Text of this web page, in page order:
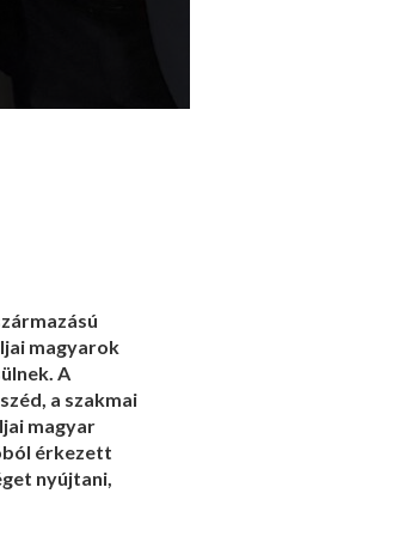
magyarok
A
a szakmai
magyar
érkezett
nyújtani,